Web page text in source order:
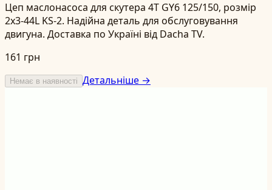
Цеп маслонасоса для скутера 4T GY6 125/150, розмір
2х3-44L KS-2. Надійна деталь для обслуговування
двигуна. Доставка по Україні від Dacha TV.
161 грн
Немає в наявності Детальніше →